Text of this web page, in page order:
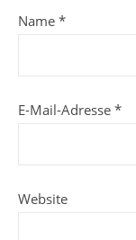
Name *
E-Mail-Adresse *
Website